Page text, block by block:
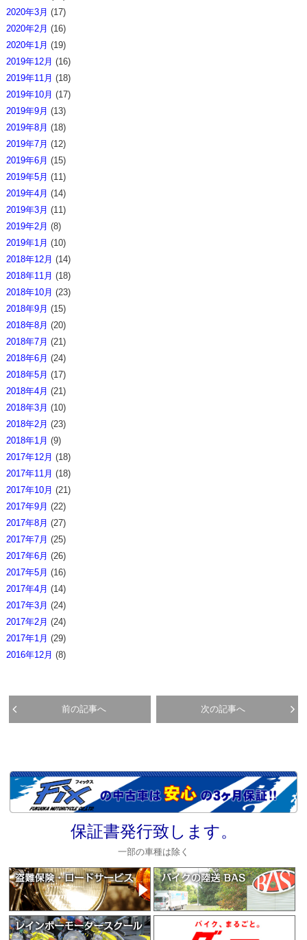
2020年3月 (17)
2020年2月 (16)
2020年1月 (19)
2019年12月 (16)
2019年11月 (18)
2019年10月 (17)
2019年9月 (13)
2019年8月 (18)
2019年7月 (12)
2019年6月 (15)
2019年5月 (11)
2019年4月 (14)
2019年3月 (11)
2019年2月 (8)
2019年1月 (10)
2018年12月 (14)
2018年11月 (18)
2018年10月 (23)
2018年9月 (15)
2018年8月 (20)
2018年7月 (21)
2018年6月 (24)
2018年5月 (17)
2018年4月 (21)
2018年3月 (10)
2018年2月 (23)
2018年1月 (9)
2017年12月 (18)
2017年11月 (18)
2017年10月 (21)
2017年9月 (22)
2017年8月 (27)
2017年7月 (25)
2017年6月 (26)
2017年5月 (16)
2017年4月 (14)
2017年3月 (24)
2017年2月 (24)
2017年1月 (29)
2016年12月 (8)
前の記事へ 次の記事へ
保証書発行致します。
一部の車種は除く